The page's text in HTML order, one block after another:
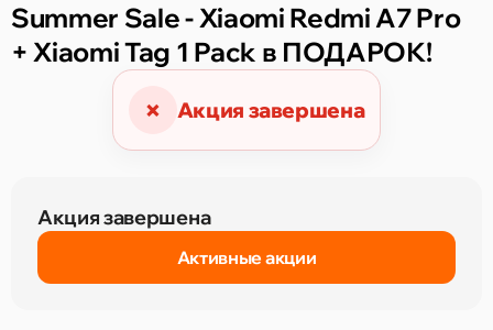
Summer Sale - Xiaomi Redmi A7 Pro
+ Xiaomi Tag 1 Pack в ПОДАРОК!
×
Акция завершена
Акция завершена
Активные акции